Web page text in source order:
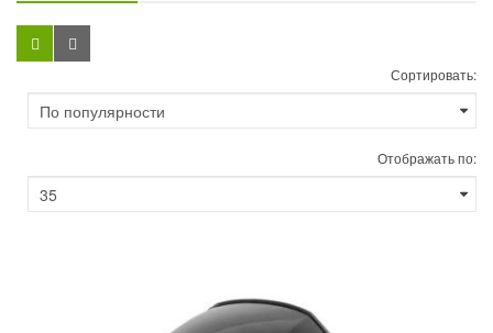
Сортировать:
Отображать по: